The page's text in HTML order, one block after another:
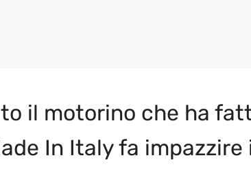
il motorino che ha
In Italy fa impazzire